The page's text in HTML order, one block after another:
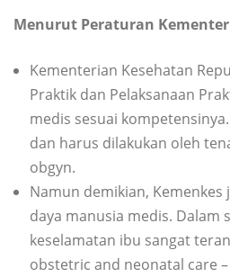
Menurut Peraturan
Kementerian Kesehatan
Praktik dan Pelaksanaan
medis sesuai
dan harus dilakukan oleh
obgyn.
Namun demikian,
daya manusia medis. Dalam
keselamatan ibu sangat
obstetric and neonatal care